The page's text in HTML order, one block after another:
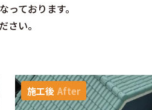
ております。
さい。
施工後 After